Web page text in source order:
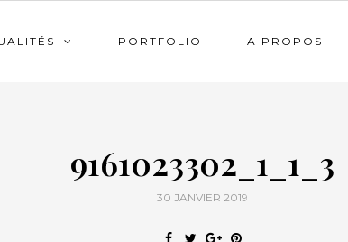
PORTFOLIO A PROPOS
9161023302_1_1_3
30 JANVIER 2019